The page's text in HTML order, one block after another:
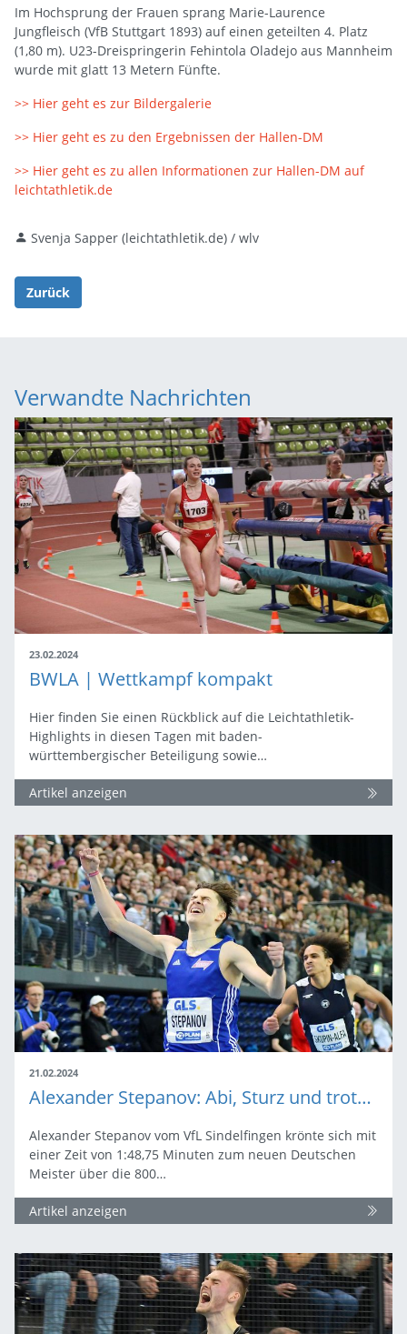
Im Hochsprung der Frauen sprang Marie-Laurence
Jungfleisch (VfB Stuttgart 1893) auf einen geteilten 4. Platz
(1,80 m). U23-Dreispringerin Fehintola Oladejo aus Mannheim
wurde mit glatt 13 Metern Fünfte.
>> Hier geht es zur Bildergalerie
>> Hier geht es zu den Ergebnissen der Hallen-DM
>> Hier geht es zu allen Informationen zur Hallen-DM auf
leichtathletik.de
Svenja Sapper (leichtathletik.de) / wlv
Zurück
Verwandte Nachrichten
23.02.2024
BWLA | Wettkampf kompakt
Hier finden Sie einen Rückblick auf die Leichtathletik-
Highlights in diesen Tagen mit baden-
württembergischer Beteiligung sowie…
Artikel anzeigen
21.02.2024
Alexander Stepanov: Abi, Sturz und trotzdem Deutschlands Bester
Alexander Stepanov vom VfL Sindelfingen krönte sich mit
einer Zeit von 1:48,75 Minuten zum neuen Deutschen
Meister über die 800…
Artikel anzeigen